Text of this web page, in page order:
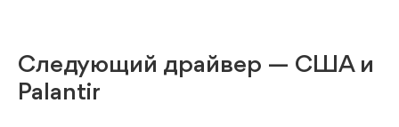
Следующий драйвер — США и
Palantir